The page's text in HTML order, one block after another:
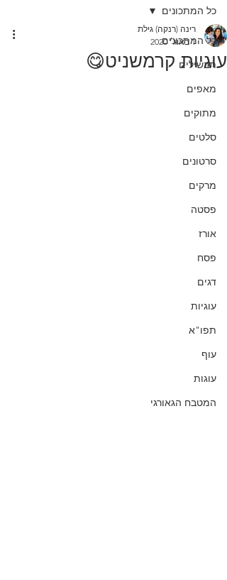
כל המתכונים
תבשילים
מאפים
מתוקים
סלטים
סרטונים
מרקים
פסטה
אורז
פסח
דגים
עוגיות
תפו"א
עוף
עוגות
המטבח הגאורגי
כל המתכונים
עוגיות קרמשניט😋
רינה (רנקה) גילת
1 באוג׳ 2020